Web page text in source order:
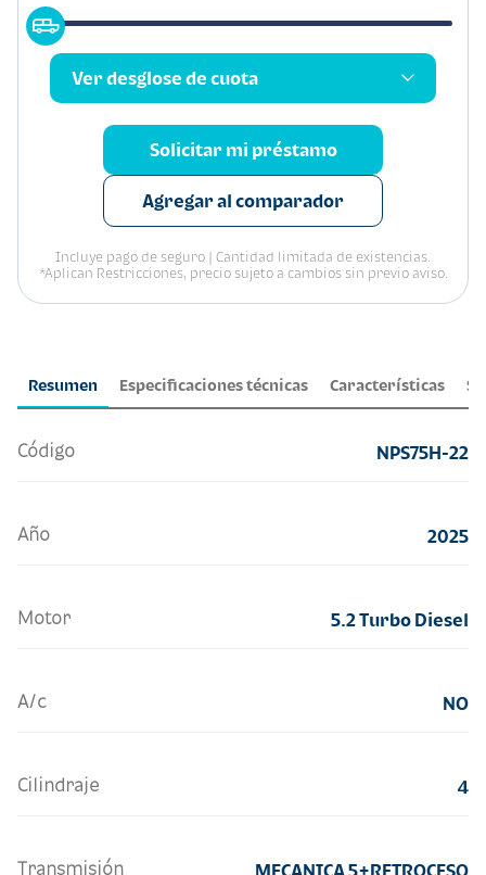
Resumen Especificaciones técnicas Características
Código NPS75H-22
Año 2025
Motor 5.2 Turbo Diesel
A/c NO
Cilindraje 4
Transmisión MECANICA 5+RETROCESO
Ver desglose de cuota
Solicitar mi préstamo
Agregar al comparador
Incluye pago de seguro | Cantidad limitada de existencias.
*Aplican Restricciones, precio sujeto a cambios sin previo aviso.